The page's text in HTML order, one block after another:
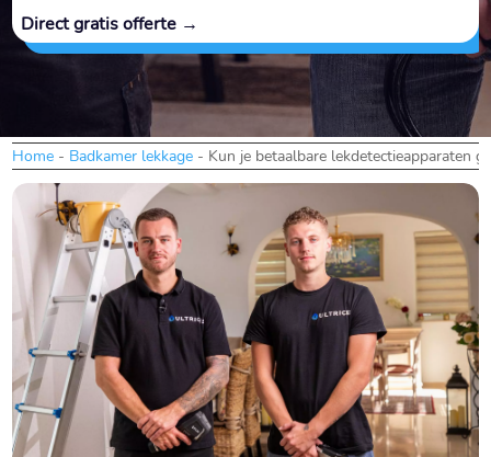
Direct gratis offerte →
Home - Badkamer lekkage - Kun je betaalbare lekdetectieapparaten